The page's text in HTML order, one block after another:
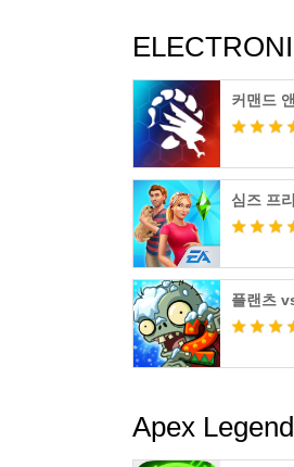
커맨드
심즈 프
플랜츠
Apex